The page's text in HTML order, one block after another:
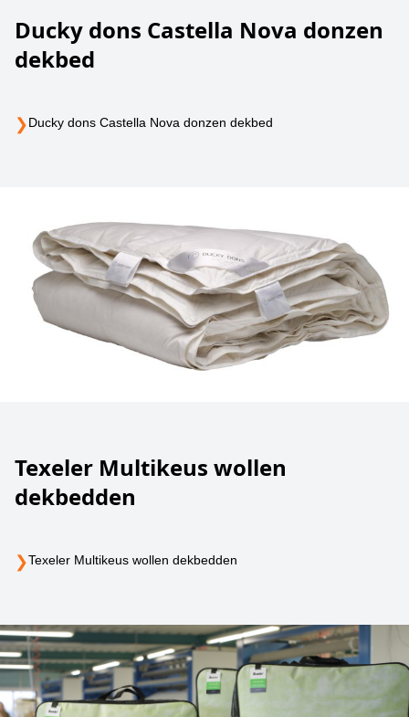
Ducky dons Castella Nova donzen
dekbed
❯Ducky dons Castella Nova donzen dekbed
Texeler Multikeus wollen
dekbedden
❯Texeler Multikeus wollen dekbedden